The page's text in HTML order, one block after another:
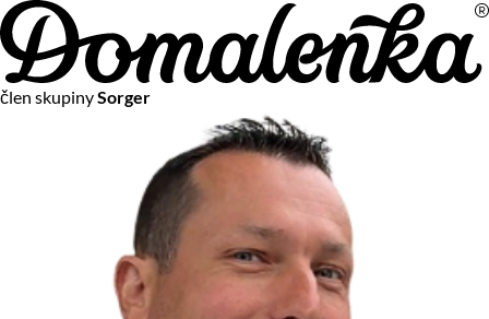
člen skupinySorger
Na vašom súkromí nám záleží
Chceme vám neustále poskytovať tie najlepšie služby.
Vzhľadom k platnej legislatíve od vás ale potrebujeme súhlas
s používaním súborov cookies.
Viac o personalizácii a meraní
Aby sme vedeli, čo sa deje na webových stránkach a aby sme
vám mohli prispôsobiť ponuky na mieru či reklamu,
používame cookies a taktiežslužby spoločnosti Google
Čo sú cookies?